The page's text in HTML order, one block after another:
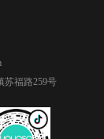
苏福路259号